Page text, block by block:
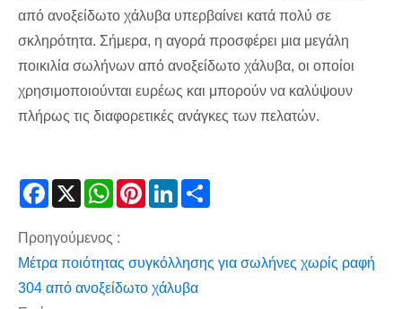
από ανοξείδωτο χάλυβα υπερβαίνει κατά πολύ σε
σκληρότητα. Σήμερα, η αγορά προσφέρει μια μεγάλη
ποικιλία σωλήνων από ανοξείδωτο χάλυβα, οι οποίοι
χρησιμοποιούνται ευρέως και μπορούν να καλύψουν
πλήρως τις διαφορετικές ανάγκες των πελατών.
Facebook
X WhatsAppPinterestLinkedIn
Προηγούμενος :
​Μέτρα ποιότητας συγκόλλησης για σωλήνες χωρίς ραφή
304 από ανοξείδωτο χάλυβα